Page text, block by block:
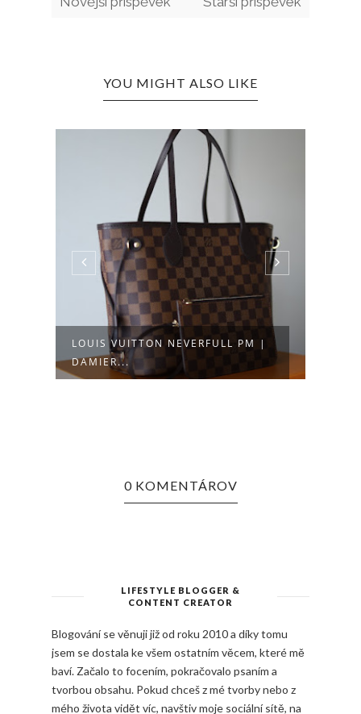
YOU MIGHT ALSO LIKE
LOUIS VUITTON NEVERFULL PM |
DAMIER...
0 KOMENTÁROV
LIFESTYLE BLOGGER &
CONTENT CREATOR
Blogování se věnuji již od roku 2010 a díky tomu
jsem se dostala ke všem ostatním věcem, které mě
baví. Začalo to focením, pokračovalo psaním a
tvorbou obsahu. Pokud chceš z mé tvorby nebo z
mého života vidět víc, navštiv moje sociální sítě, na